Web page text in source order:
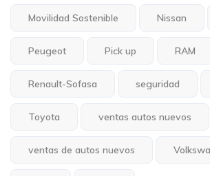
Movilidad Sostenible Nissan
Peugeot Pick up RAM
Renault-Sofasa seguridad
Toyota ventas autos nuevos
ventas de autos nuevos